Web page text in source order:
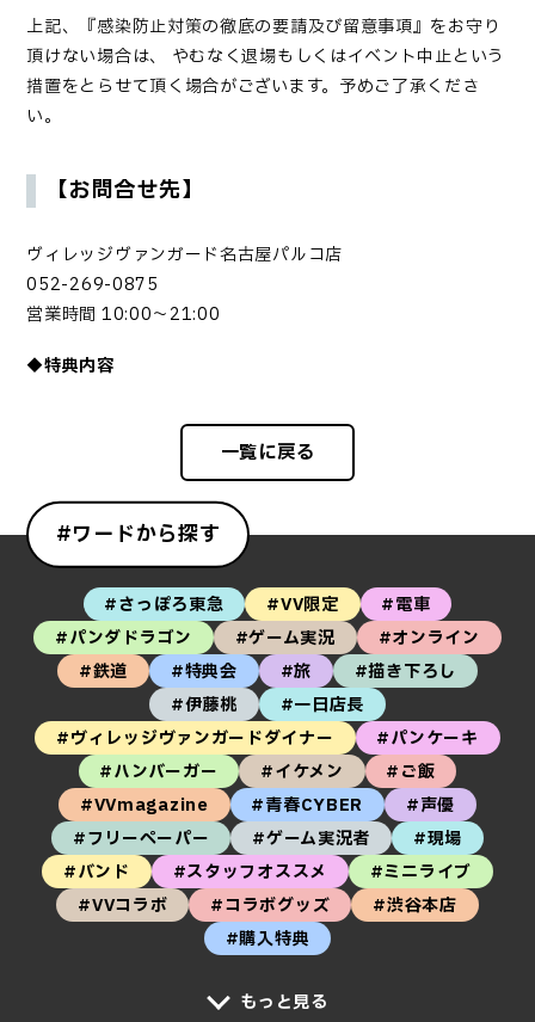
上記、『感染防止対策の徹底の要請及び留意事項』をお守り
頂けない場合は、 やむなく退場もしくはイベント中止という
措置をとらせて頂く場合がございます。予めご了承くださ
い。
【お問合せ先】
ヴィレッジヴァンガード名古屋パルコ店
052-269-0875
営業時間 10:00～21:00
◆特典内容
一覧に戻る
#ワードから探す
#さっぽろ東急 #VV限定
#電車
#パンダドラゴン
#ゲーム実況
#オンライン
#鉄道
#特典会 #旅
#描き下ろし
#伊藤桃
#一日店長
#ヴィレッジヴァンガードダイナー
#パンケーキ
#ハンバーガー
#イケメン
#ご飯
#VVmagazine
#青春CYBER
#声優
#フリーペーパー
#ゲーム実況者
#現場
#バンド
#スタッフオススメ
#ミニライブ
#VVコラボ
#コラボグッズ
#渋谷本店
#購入特典
もっと見る